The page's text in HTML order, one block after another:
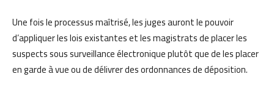
Une fois le processus maîtrisé, les juges auront le pouvoir
d’appliquer les lois existantes et les magistrats de placer les
suspects sous surveillance électronique plutôt que de les placer
en garde à vue ou de délivrer des ordonnances de déposition.